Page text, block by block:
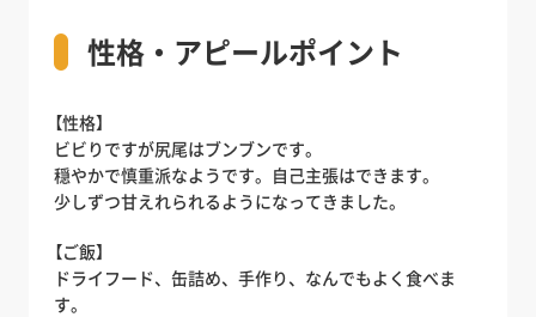
性格・アピールポイント
【性格】
ビビりですが尻尾はブンブンです。
穏やかで慎重派なようです。自己主張はできます。
少しずつ甘えれられるようになってきました。
【ご飯】
ドライフード、缶詰め、手作り、なんでもよく食べま
す。